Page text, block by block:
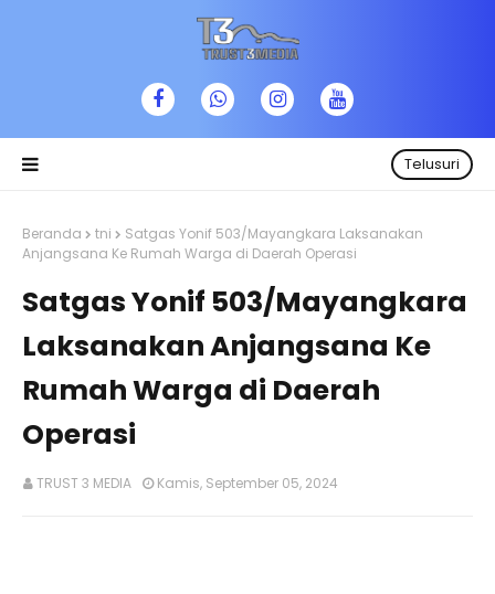
Telusuri
Beranda tni
Satgas Yonif 503/Mayangkara Laksanakan
Anjangsana Ke Rumah Warga di Daerah Operasi
Satgas Yonif 503/Mayangkara
Laksanakan Anjangsana Ke
Rumah Warga di Daerah
Operasi
TRUST 3 MEDIA Kamis, September 05, 2024